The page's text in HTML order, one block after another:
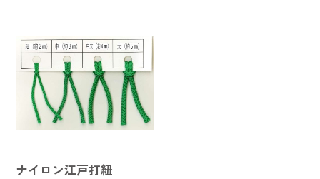
ナイロン江戸打紐